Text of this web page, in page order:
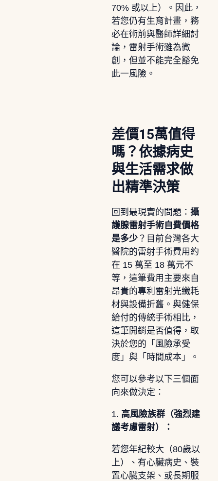
70% 或以上）。因此，
若您仍有生育計畫，務
必在術前與醫師詳細討
論，雷射手術雖為微
創，但並不能完全豁免
此一風險。
差價15萬值得
嗎？依據病史
與生活需求做
出精準決策
回到最現實的問題： 攝
護腺雷射手術自費價格
是多少？目前台灣各大
醫院的雷射手術費用約
在 15 萬至 18 萬元不
等，這筆費用主要來自
昂貴的專利雷射光纖耗
材與設備折舊。與健保
給付的傳統手術相比，
這筆開銷是否值得，取
決於您的「風險承受
度」與「時間成本」。
您可以參考以下三個面
向來做決定：
1. 高風險族群（強烈建
議考慮雷射）：
若您年紀較大（80歲以
上）、有心臟病史、裝
置心臟支架、或長期服